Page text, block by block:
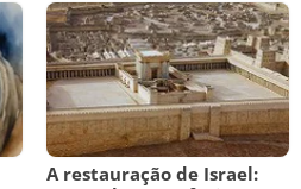
A restauração de Israel: